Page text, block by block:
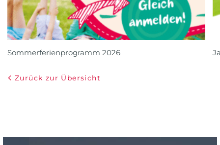
Sommerferienprogramm 2026
Zurück zur Übersicht